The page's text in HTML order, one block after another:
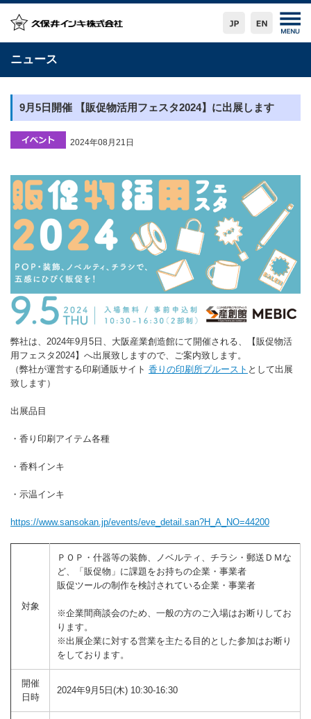
ニュース
9月5日開催 【販促物活用フェスタ2024】に出展します
2024年08月21日
弊社は、2024年9月5日、大阪産業創造館にて開催される、【販促物活
用フェスタ2024】へ出展致しますので、ご案内致します。
（弊社が運営する印刷通販サイト 香りの印刷所プルースト として出展
致します）
出展品目
・香り印刷アイテム各種
・香料インキ
・示温インキ
https://www.sansokan.jp/events/eve_detail.san?H_A_NO=44200
対象
ＰＯＰ・什器等の装飾、ノベルティ、チラシ・郵送ＤＭな
ど、「販促物」に課題をお持ちの企業・事業者
販促ツールの制作を検討されている企業・事業者
※企業間商談会のため、一般の方のご入場はお断りしてお
ります。
※出展企業に対する営業を主たる目的とした参加はお断り
をしております。
開催
日時
2024年9月5日(木) 10:30-16:30